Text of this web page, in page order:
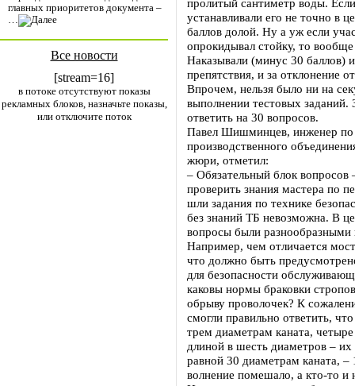
главных приоритетов документа –
…
Все новости
[stream=16]
в потоке отсутствуют показы
рекламных блоков, назначьте показы,
или отключите поток
пролитый сантиметр воды.
устанавливали его не точно в
баллов долой. Ну а уж если
опрокидывал стойку, то
Наказывали (минус 30 баллов)
препятствия, и за отклонение
Впрочем, нельзя было ни на
выполнении тестовых
ответить на 30 вопросов.
Павел Шишминцев, инженер по
производственного
жюри, отметил:
– Обязательный блок
проверить знания мастера по
шли задания по технике
без знаний ТБ невозможна. В
вопросы были
Например, чем отличается
что должно быть
для безопасности
каковы нормы браковки
обрыву проволочек? К
смогли правильно ответить,
трем диаметрам каната,
длиной в шесть диаметров –
равной 30 диаметрам каната,
волнение помешало, а кто-то и